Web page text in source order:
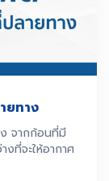
ยทาง
จากก้อนที่มี
ที่จะให้อากาศ